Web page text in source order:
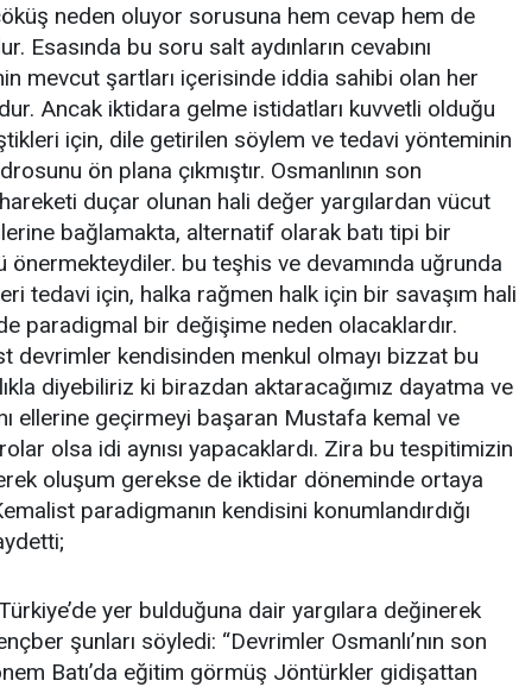
neden oluyor sorusuna hem cevap hem de
Esasında bu soru salt aydınların cevabını
mevcut şartları içerisinde iddia sahibi olan her
Ancak iktidara gelme istidatları kuvvetli olduğu
için, dile getirilen söylem ve tedavi yönteminin
ön plana çıkmıştır. Osmanlının son
duçar olunan hali değer yargılardan vücut
bağlamakta, alternatif olarak batı tipi bir
bu teşhis ve devamında uğrunda
tedavi için, halka rağmen halk için bir savaşım hali
paradigmal bir değişime neden olacaklardır.
devrimler kendisinden menkul olmayı bizzat bu
diyebiliriz ki birazdan aktaracağımız dayatma ve
ellerine geçirmeyi başaran Mustafa kemal ve
olsa idi aynısı yapacaklardı. Zira bu tespitimizin
oluşum gerekse de iktidar döneminde ortaya
paradigmanın kendisini konumlandırdığı
yer bulduğuna dair yargılara değinerek
şunları söyledi: “Devrimler Osmanlı’nın son
Batı’da eğitim görmüş Jöntürkler gidişattan